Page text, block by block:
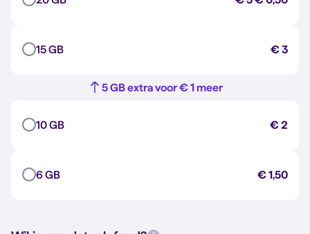
15 GB € 3
5 GB extra voor € 1 meer
10 GB € 2
6 GB € 1,50